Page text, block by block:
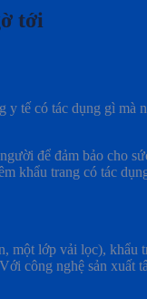
tới
y tế có tác dụng gì mà
để đảm bảo cho
khẩu trang có tác
lớp vải lọc), khẩu
công nghệ sản xuất